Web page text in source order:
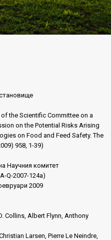
the Scientific Committee on a
on the Potential Risks Arising
on Food and Feed Safety. The
958, 1-39)
Научния комитет
Q-2007-124a)
2009
Collins, Albert Flynn, Anthony
Larsen, Pierre Le Neindre,